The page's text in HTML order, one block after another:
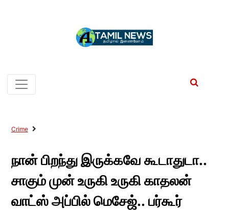
Crime
நான் பிறந்து இருக்கவே கூடாதுடா..
சாகும் முன் உருகி உருகி காதலன்
வாட்ஸ் அப்பில் மெசேஜ்.. பர்கூர்